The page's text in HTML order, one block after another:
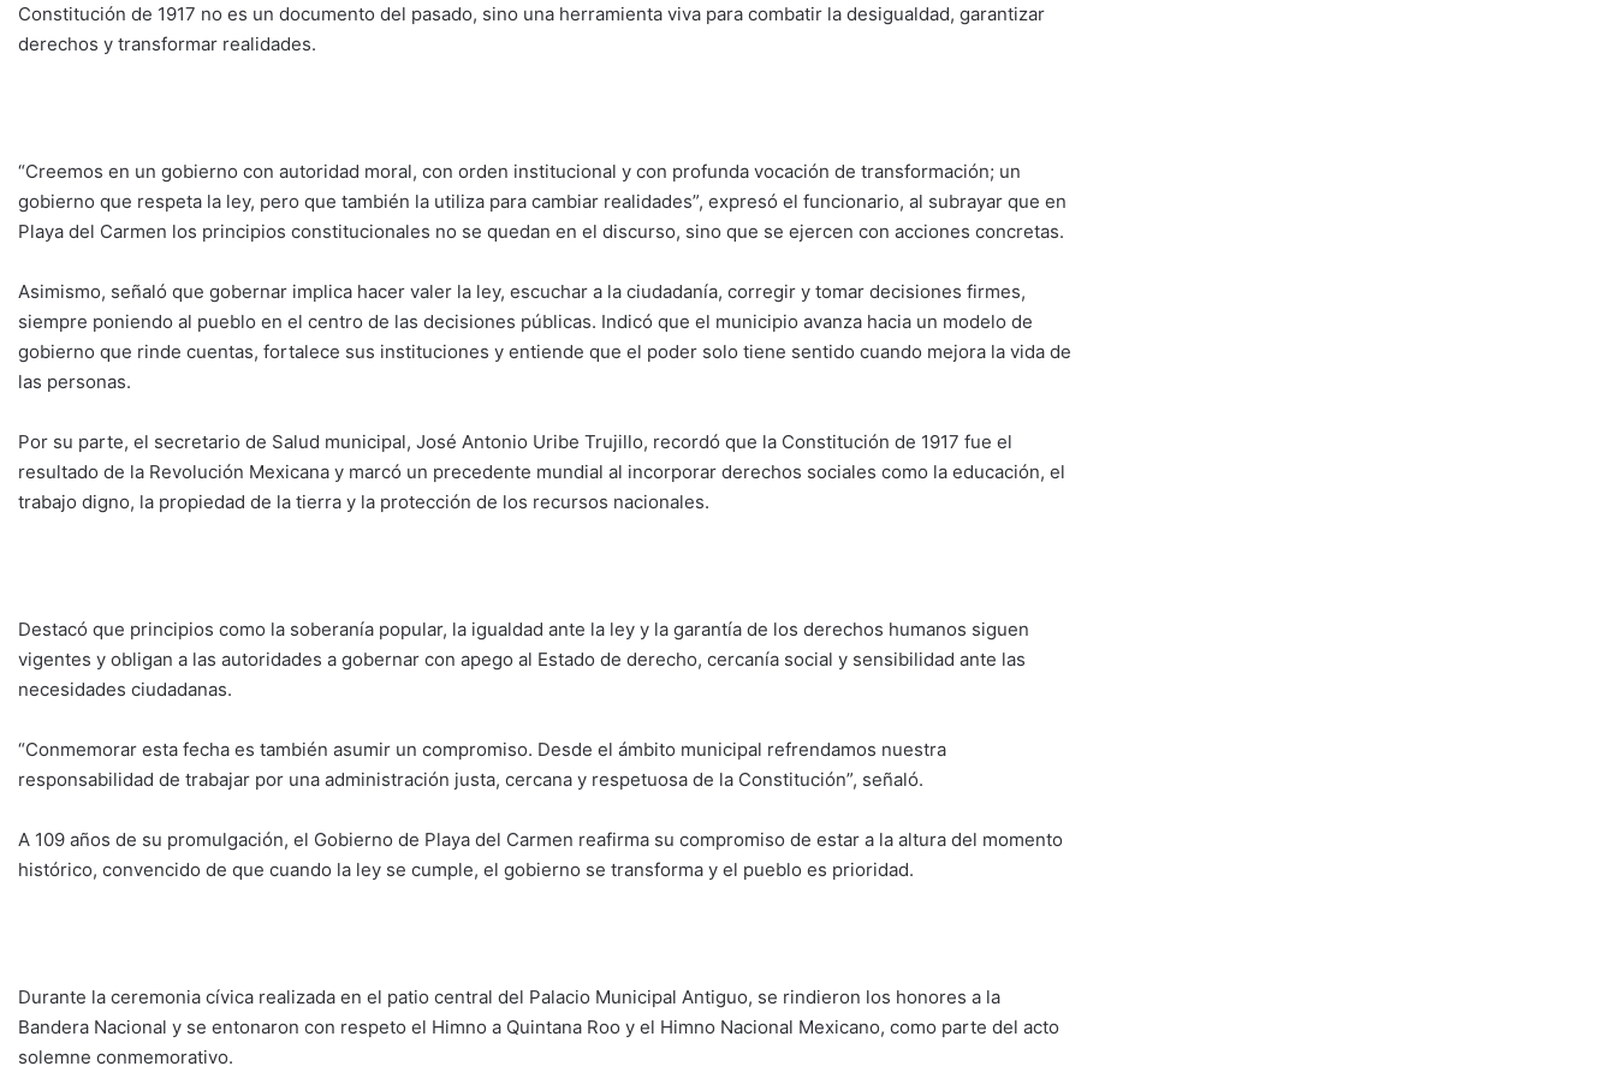
Constitución de 1917 no es un documento del pasado, sino una herramienta viva para combatir la desigualdad, garantizar
derechos y transformar realidades.
“Creemos en un gobierno con autoridad moral, con orden institucional y con profunda vocación de transformación; un
gobierno que respeta la ley, pero que también la utiliza para cambiar realidades”, expresó el funcionario, al subrayar que en
Playa del Carmen los principios constitucionales no se quedan en el discurso, sino que se ejercen con acciones concretas.
Asimismo, señaló que gobernar implica hacer valer la ley, escuchar a la ciudadanía, corregir y tomar decisiones firmes,
siempre poniendo al pueblo en el centro de las decisiones públicas. Indicó que el municipio avanza hacia un modelo de
gobierno que rinde cuentas, fortalece sus instituciones y entiende que el poder solo tiene sentido cuando mejora la vida de
las personas.
Por su parte, el secretario de Salud municipal, José Antonio Uribe Trujillo, recordó que la Constitución de 1917 fue el
resultado de la Revolución Mexicana y marcó un precedente mundial al incorporar derechos sociales como la educación, el
trabajo digno, la propiedad de la tierra y la protección de los recursos nacionales.
Destacó que principios como la soberanía popular, la igualdad ante la ley y la garantía de los derechos humanos siguen
vigentes y obligan a las autoridades a gobernar con apego al Estado de derecho, cercanía social y sensibilidad ante las
necesidades ciudadanas.
“Conmemorar esta fecha es también asumir un compromiso. Desde el ámbito municipal refrendamos nuestra
responsabilidad de trabajar por una administración justa, cercana y respetuosa de la Constitución”, señaló.
A 109 años de su promulgación, el Gobierno de Playa del Carmen reafirma su compromiso de estar a la altura del momento
histórico, convencido de que cuando la ley se cumple, el gobierno se transforma y el pueblo es prioridad.
Durante la ceremonia cívica realizada en el patio central del Palacio Municipal Antiguo, se rindieron los honores a la
Bandera Nacional y se entonaron con respeto el Himno a Quintana Roo y el Himno Nacional Mexicano, como parte del acto
solemne conmemorativo.